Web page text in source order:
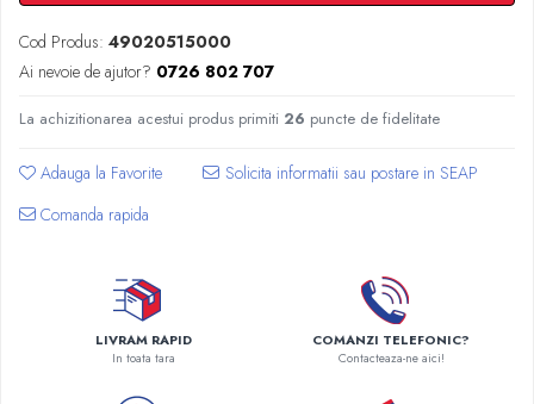
Accesorii panouri solare apa calda
Panouri solare nepresurizate
Teava flexibila inox si fitinguri panouri
solare
Centrale peleti lemn
Cod Produs: 49020515000
Ai nevoie de ajutor? 0726 802 707
La achizitionarea acestui produs primiti 26 puncte de fidelitate
Adauga la Favorite
Comanda rapida
LIVRAM RAPID
In toata tara
COMANZI TELEFONIC?
Contacteaza-ne aici!